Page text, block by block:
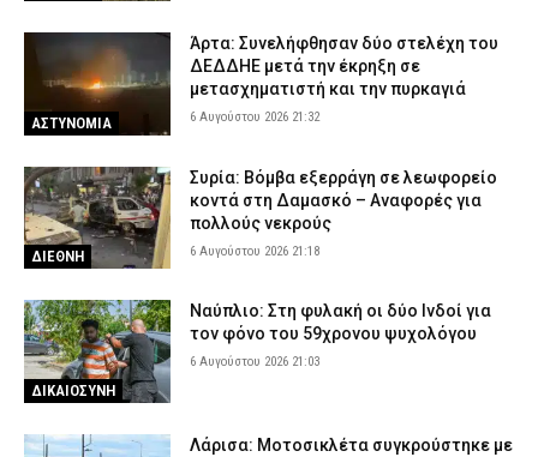
ΑΣΤΥΝΟΜΙΑ
Άρτα: Συνελήφθησαν δύο στελέχη του
ΔΕΔΔΗΕ μετά την έκρηξη σε
μετασχηματιστή και την πυρκαγιά
6 Αυγούστου 2026 21:32
ΔΙΕΘΝΗ
Συρία: Βόμβα εξερράγη σε λεωφορείο
κοντά στη Δαμασκό – Αναφορές για
πολλούς νεκρούς
6 Αυγούστου 2026 21:18
ΔΙΚΑΙΟΣΥΝΗ
Ναύπλιο: Στη φυλακή οι δύο Ινδοί για
τον φόνο του 59χρονου ψυχολόγου
6 Αυγούστου 2026 21:03
Λάρισα: Μοτοσικλέτα συγκρούστηκε με